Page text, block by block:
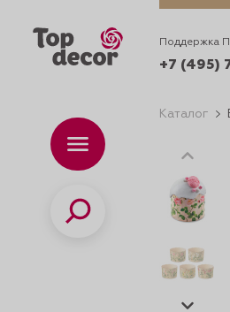
Поддержка
+7 (495)
Каталог
Поиск
Каталог